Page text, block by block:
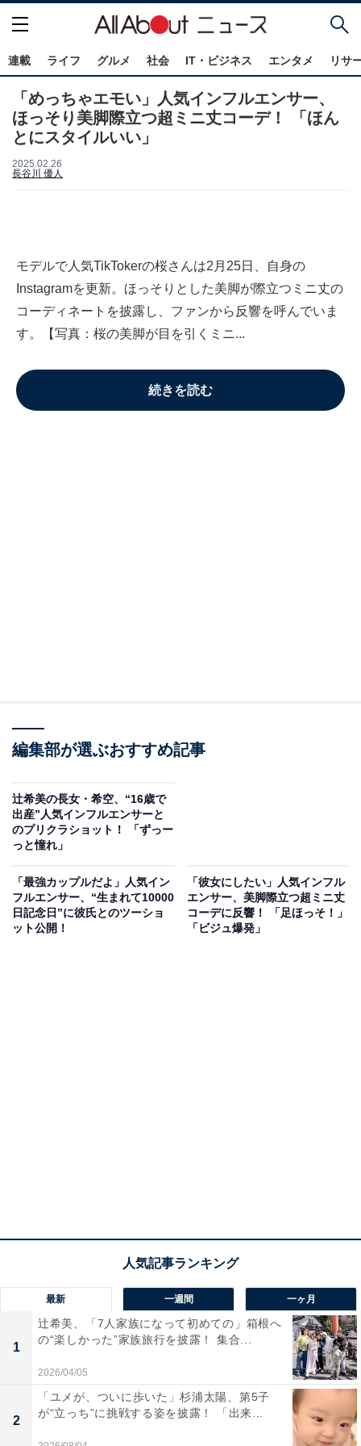
連載 ライフ グルメ 社会 IT・ビジネス エンタメ リサ
「めっちゃエモい」人気インフルエンサー、
ほっそり美脚際立つ超ミニ丈コーデ！ 「ほん
とにスタイルいい」
2025.02.26
長谷川 優人
モデルで人気TikTokerの桜さんは2月25日、自身の
Instagramを更新。ほっそりとした美脚が際立つミニ丈の
コーディネートを披露し、ファンから反響を呼んでいま
す。【写真：桜の美脚が目を引くミニ...
続きを読む
編集部が選ぶおすすめ記事
辻希美の長女・希空、“16歳で
出産”人気インフルエンサーと
のプリクラショット！ 「ずっー
っと憧れ」
「最強カップルだよ」人気イン
フルエンサー、“生まれて10000
日記念日”に彼氏とのツーショ
ット公開！
「彼女にしたい」人気インフル
エンサー、美脚際立つ超ミニ丈
コーデに反響！ 「足ほっそ！」
「ビジュ爆発」
最新 一週間 一ヶ月
1
辻希美、「7人家族になって初めての」箱根へ
の“楽しかった”家族旅行を披露！ 集合...
2026/04/05
2
「ユメが、ついに歩いた」杉浦太陽、第5子
が“立っち”に挑戦する姿を披露！ 「出来...